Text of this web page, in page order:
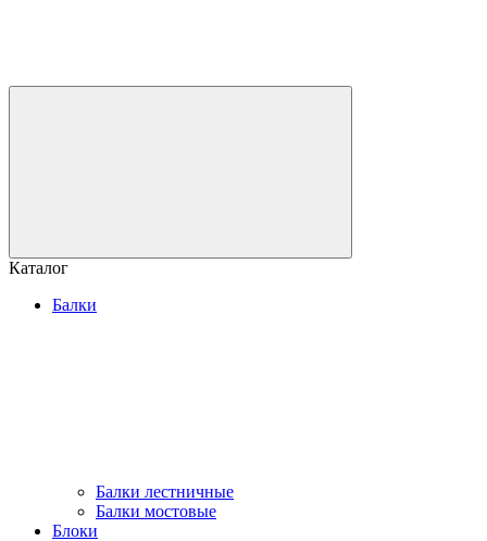
Каталог
Балки
Балки лестничные
Балки мостовые
Блоки